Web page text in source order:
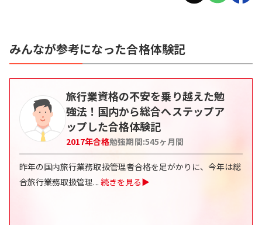
みんなが参考になった合格体験記
旅行業資格の不安を乗り越えた勉
強法！国内から総合へステップア
ップした合格体験記
2017年合格勉強期間:545ヶ月間
昨年の国内旅行業務取扱管理者合格を足がかりに、今年は総
合旅行業務取扱管理... 続きを見る▶